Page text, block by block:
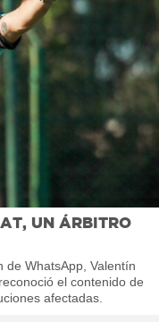
UN ÁRBITRO
de WhatsApp, Valentín
el contenido de
afectadas.